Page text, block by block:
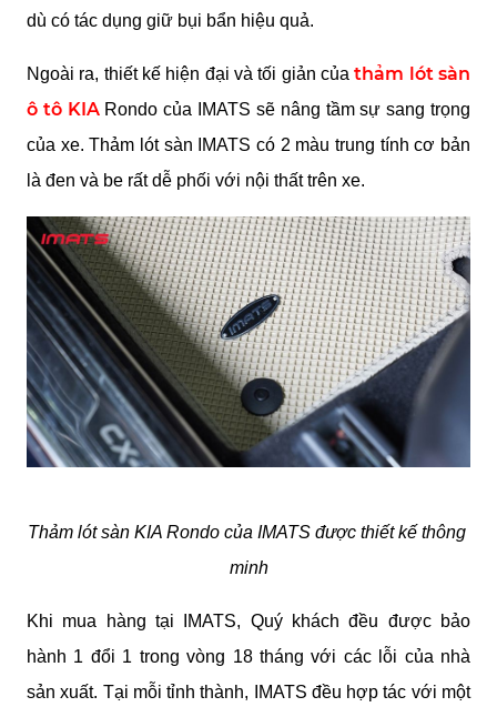
dù có tác dụng giữ bụi bẩn hiệu quả.
Ngoài ra, thiết kế hiện đại và tối giản của thảm lót sàn
ô tô KIA Rondo của IMATS sẽ nâng tầm sự sang trọng
của xe. Thảm lót sàn IMATS có 2 màu trung tính cơ bản
là đen và be rất dễ phối với nội thất trên xe.
Thảm lót sàn KIA Rondo của IMATS được thiết kế thông
minh
Khi mua hàng tại IMATS, Quý khách đều được bảo
hành 1 đổi 1 trong vòng 18 tháng với các lỗi của nhà
sản xuất. Tại mỗi tỉnh thành, IMATS đều hợp tác với một